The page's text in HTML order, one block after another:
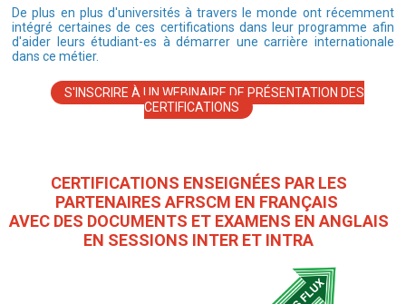
De plus en plus d'universités à travers le monde ont récemment
intégré certaines de ces certifications dans leur programme afin
d'aider leurs étudiant-es à démarrer une carrière internationale
dans ce métier.
S'INSCRIRE À UN WEBINAIRE DE PRÉSENTATION DES
CERTIFICATIONS
CERTIFICATIONS ENSEIGNÉES PAR LES
PARTENAIRES AFRSCM EN FRANÇAIS
AVEC DES DOCUMENTS ET EXAMENS EN ANGLAIS
EN SESSIONS INTER ET INTRA